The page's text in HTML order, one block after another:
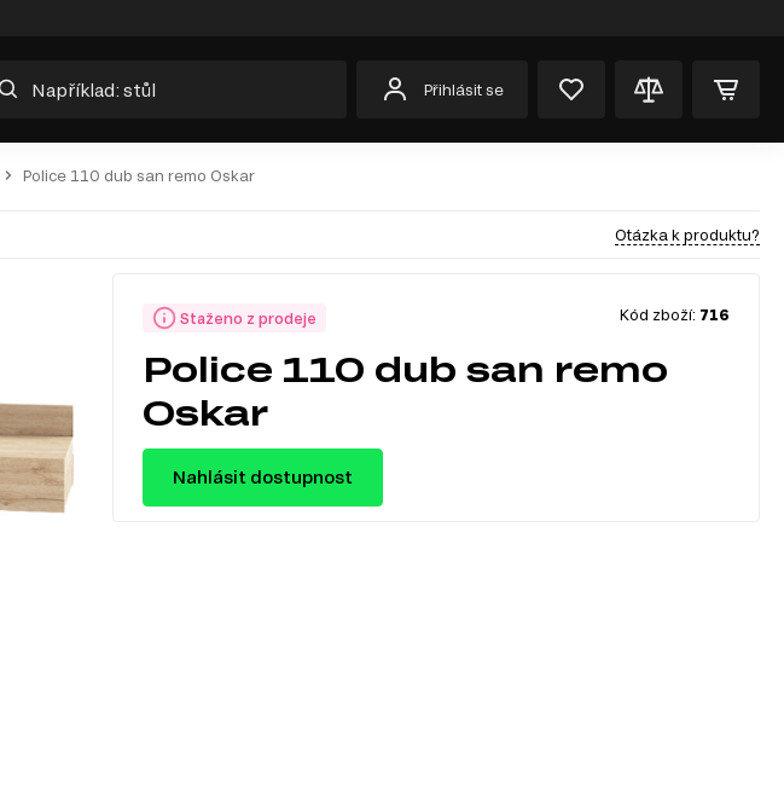
Přihlásit se
Police 110 dub san remo Oskar
Otázka k produktu?
Staženo z prodeje Kód zboží: 716
Police 110 dub san remo
Oskar
Nahlásit dostupnost